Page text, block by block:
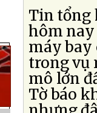
Tin tổng
hôm nay
máy bay
trong vụ
mô lớn
Tờ báo